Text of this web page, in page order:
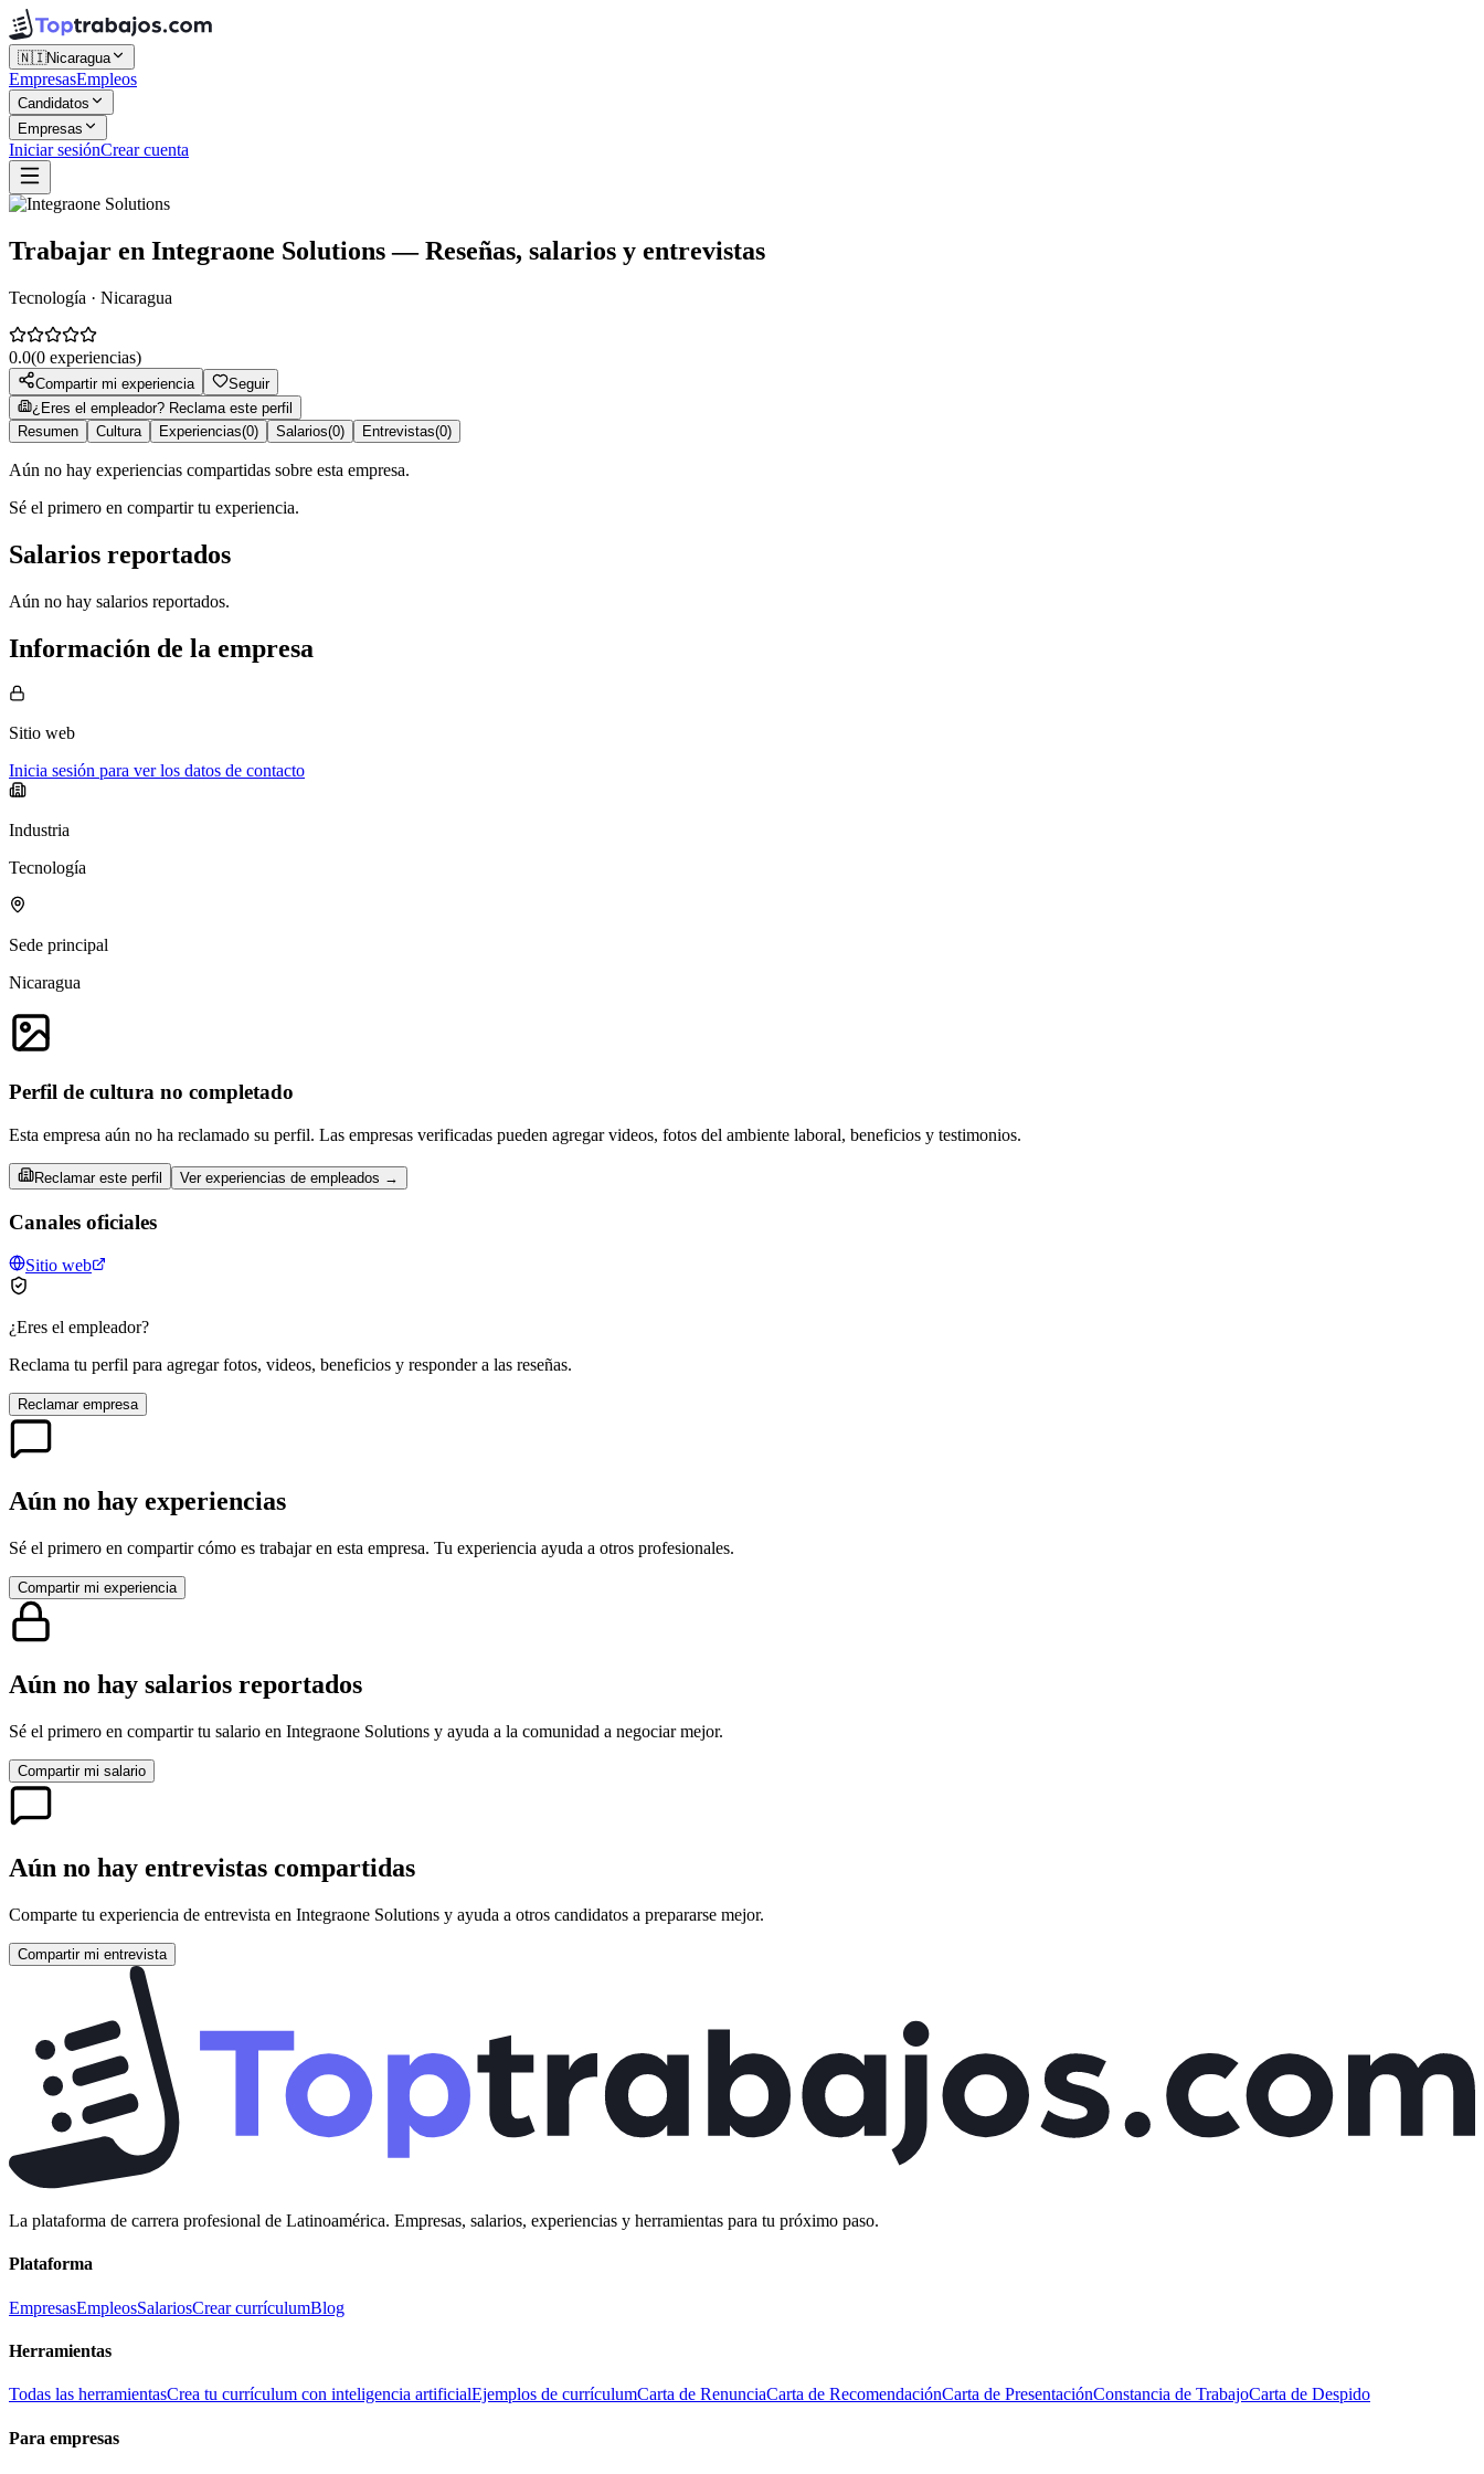
🇳🇮Nicaragua
EmpresasEmpleos
Candidatos
Empresas
Iniciar sesiónCrear cuenta
Trabajar en Integraone Solutions— Reseñas, salarios y entrevistas
Tecnología · Nicaragua
0.0(0 experiencias)
Compartir mi experiencia
Seguir
¿Eres el empleador? Reclama este perfil
Resumen
Cultura Experiencias(0) Salarios(0) Entrevistas(0)
Aún no hay experiencias compartidas sobre esta empresa.
Sé el primero en compartir tu experiencia.
Salarios reportados
Aún no hay salarios reportados.
Información de la empresa
Sitio web
Inicia sesión para ver los datos de contacto
Industria
Tecnología
Sede principal
Nicaragua
Perfil de cultura no completado
Esta empresa aún no ha reclamado su perfil. Las empresas verificadas pueden agregar videos, fotos del ambiente laboral, beneficios y testimonios.
Reclamar este perfil Ver experiencias de empleados →
Canales oficiales
Sitio web
¿Eres el empleador?
Reclama tu perfil para agregar fotos, videos, beneficios y responder a las reseñas.
Reclamar empresa
Aún no hay experiencias
Sé el primero en compartir cómo es trabajar en esta empresa. Tu experiencia ayuda a otros profesionales.
Compartir mi experiencia
Aún no hay salarios reportados
Sé el primero en compartir tu salario en Integraone Solutions y ayuda a la comunidad a negociar mejor.
Compartir mi salario
Aún no hay entrevistas compartidas
Comparte tu experiencia de entrevista en Integraone Solutions y ayuda a otros candidatos a prepararse mejor.
Compartir mi entrevista
La plataforma de carrera profesional de Latinoamérica. Empresas, salarios, experiencias y herramientas para tu próximo paso.
Plataforma
EmpresasEmpleosSalariosCrear currículumBlog
Herramientas
Todas las herramientasCrea tu currículum con inteligencia artificialEjemplos de currículumCarta de RenunciaCarta de RecomendaciónCarta de PresentaciónConstancia de TrabajoCarta de Despido
Para empresas